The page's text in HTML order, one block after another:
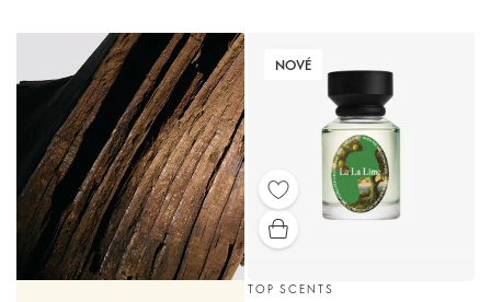
NOVÉ
TOP SCENTS